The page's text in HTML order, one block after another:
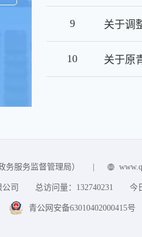
9 关于调
10
务服务监督管理局）
司 总访问量： 132740231 今
青公网安备63010402000415号